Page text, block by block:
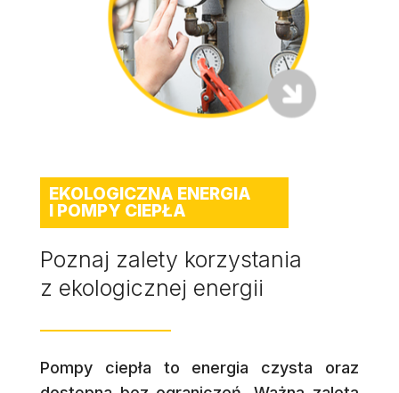
EKOLOGICZNA ENERGIA
I POMPY CIEPŁA
Poznaj zalety korzystania
z ekologicznej energii
Pompy ciepła to energia czysta oraz